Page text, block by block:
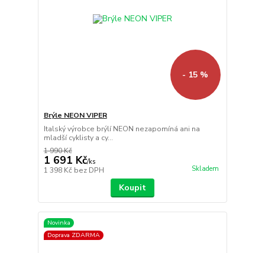
- 15 %
Brýle NEON VIPER
Italský výrobce brýlí NEON nezapomíná ani na
mladší cyklisty a cy...
1 990 Kč
1 691 Kč/ks
1 398 Kč bez DPH Skladem
Koupit
Novinka
Doprava ZDARMA